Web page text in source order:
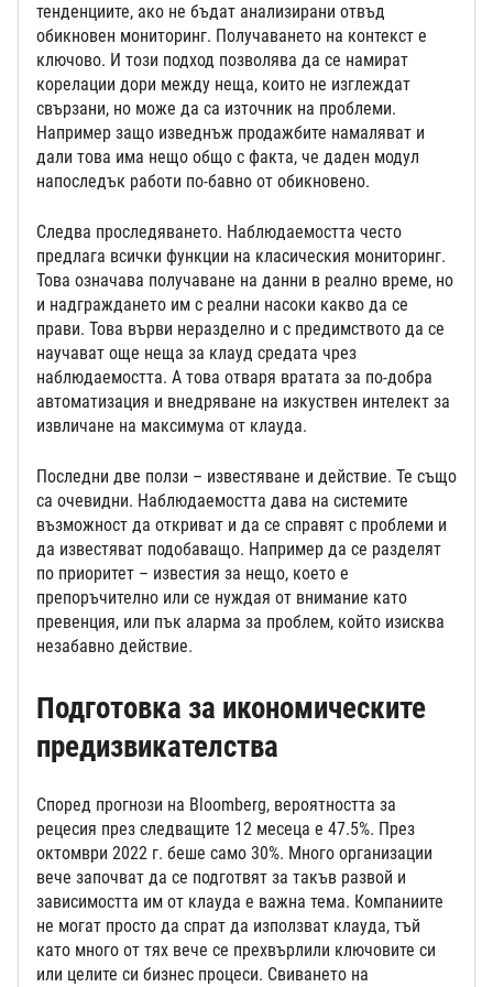
тенденциите, ако не бъдат анализирани отвъд
обикновен мониторинг. Получаването на контекст е
ключово. И този подход позволява да се намират
корелации дори между неща, които не изглеждат
свързани, но може да са източник на проблеми.
Например защо изведнъж продажбите намаляват и
дали това има нещо общо с факта, че даден модул
напоследък работи по-бавно от обикновено.
Следва проследяването. Наблюдаемостта често
предлага всички функции на класическия мониторинг.
Това означава получаване на данни в реално време, но
и надграждането им с реални насоки какво да се
прави. Това върви неразделно и с предимството да се
научават още неща за клауд средата чрез
наблюдаемостта. А това отваря вратата за по-добра
автоматизация и внедряване на изкуствен интелект за
извличане на максимума от клауда.
Последни две ползи – известяване и действие. Те също
са очевидни. Наблюдаемостта дава на системите
възможност да откриват и да се справят с проблеми и
да известяват подобаващо. Например да се разделят
по приоритет – известия за нещо, което е
препоръчително или се нуждая от внимание като
превенция, или пък аларма за проблем, който изисква
незабавно действие.
Подготовка за икономическите
предизвикателства
Според прогнози на Bloomberg, вероятността за
рецесия през следващите 12 месеца е 47.5%. През
октомври 2022 г. беше само 30%. Много организации
вече започват да се подготвят за такъв развой и
зависимостта им от клауда е важна тема. Компаниите
не могат просто да спрат да използват клауда, тъй
като много от тях вече се прехвърлили ключовите си
или целите си бизнес процеси. Свиването на